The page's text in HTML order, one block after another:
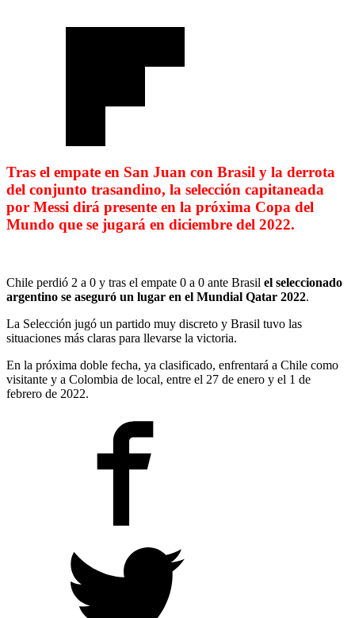
Tras el empate en San Juan con Brasil y la derrota
del conjunto trasandino, la selección capitaneada
por Messi dirá presente en la próxima Copa del
Mundo que se jugará en diciembre del 2022.
Chile perdió 2 a 0 y tras el empate 0 a 0 ante Brasil el seleccionado
argentino se aseguró un lugar en el Mundial Qatar 2022.
La Selección jugó un partido muy discreto y Brasil tuvo las
situaciones más claras para llevarse la victoria.
En la próxima doble fecha, ya clasificado, enfrentará a Chile como
visitante y a Colombia de local, entre el 27 de enero y el 1 de
febrero de 2022.